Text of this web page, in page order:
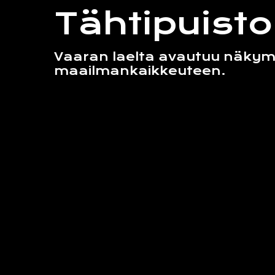
Tähtipuisto
Vaaran laelta avautuu
maailmankaikkeuteen.